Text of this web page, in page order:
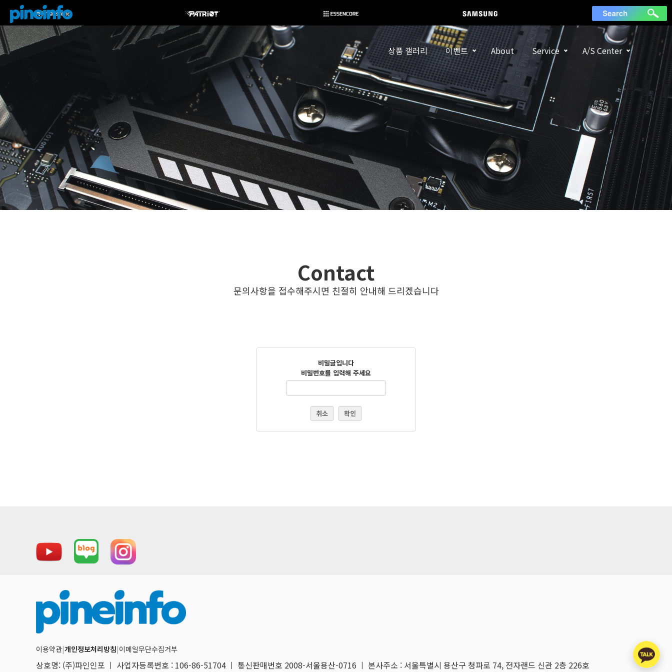
콘텐츠로
건너뛰기
상품 갤러리 이벤트 About Service A/S Center
Contact
문의사항을 접수해주시면 친절히 안내해 드리겠습니다
비밀글입니다
비밀번호를 입력해 주세요
취소 확인
이용약관|개인정보처리방침|이메일무단수집거부
상호명: (주)파인인포 ㅣ 사업자등록번호 : 106-86-51704 ㅣ 통신판매번호 2008-서울용산-0716 ㅣ 본사주소 : 서울특별시 용산구 청파로 74, 전자랜드 신관 2층 226호